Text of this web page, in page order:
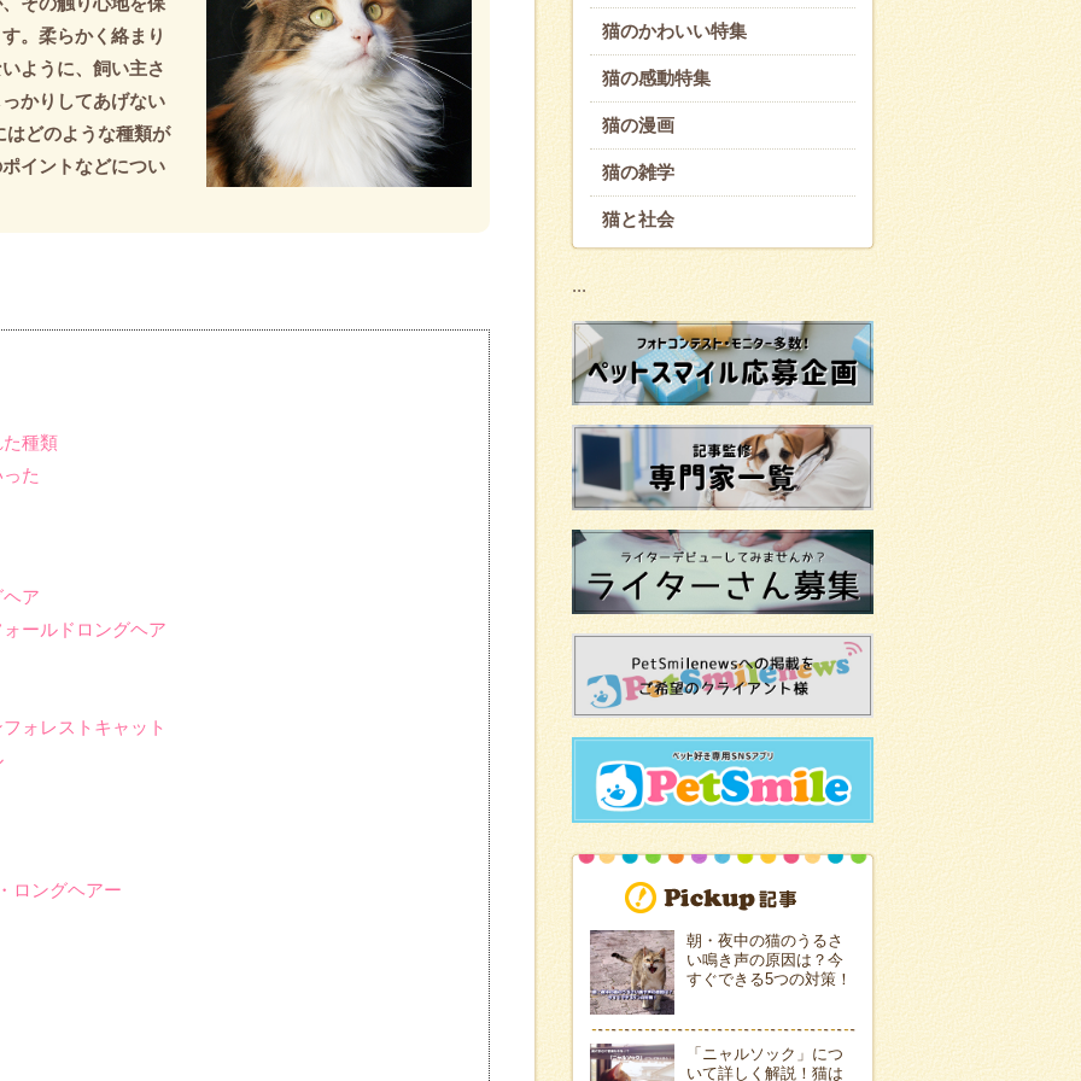
。柔らかく絡まり
ように、飼い主さ
かりしてあげない
はどのような種類が
イントなどについ
種類
た
ア
ールドロングヘア
ォレストキャット
ロングヘアー
猫のかわいい特集
猫の感動特集
猫の漫画
猫の雑学
猫と社会
...
朝・夜中の猫のうるさ
い鳴き声の原因は？今
すぐできる5つの対策！
「ニャルソック」につ
いて詳しく解説！猫は